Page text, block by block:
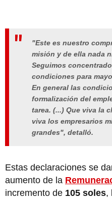
"Este es nuestro
misión y de ella nada
Seguimos
condiciones para
En general las
formalización del
tarea. (...) Que viva la
viva los empresarios
grandes", detalló.
Estas declaraciones se
aumento de la
incremento de 105 soles,